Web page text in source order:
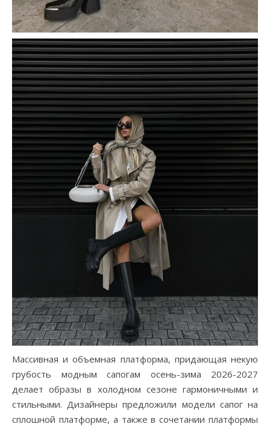
Массивная и объемная платформа, придающая некую
грубость модным сапогам осень-зима 2026-2027
делает образы в холодном сезоне гармоничными и
стильными. Дизайнеры предложили модели сапог на
сплошной платформе, а также в сочетании платформы